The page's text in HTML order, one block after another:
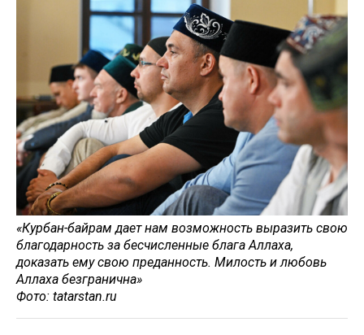
«Курбан-байрам дает нам возможность выразить свою
благодарность за бесчисленные блага Аллаха,
доказать ему свою преданность. Милость и любовь
Аллаха безгранична»
Фото: tatarstan.ru